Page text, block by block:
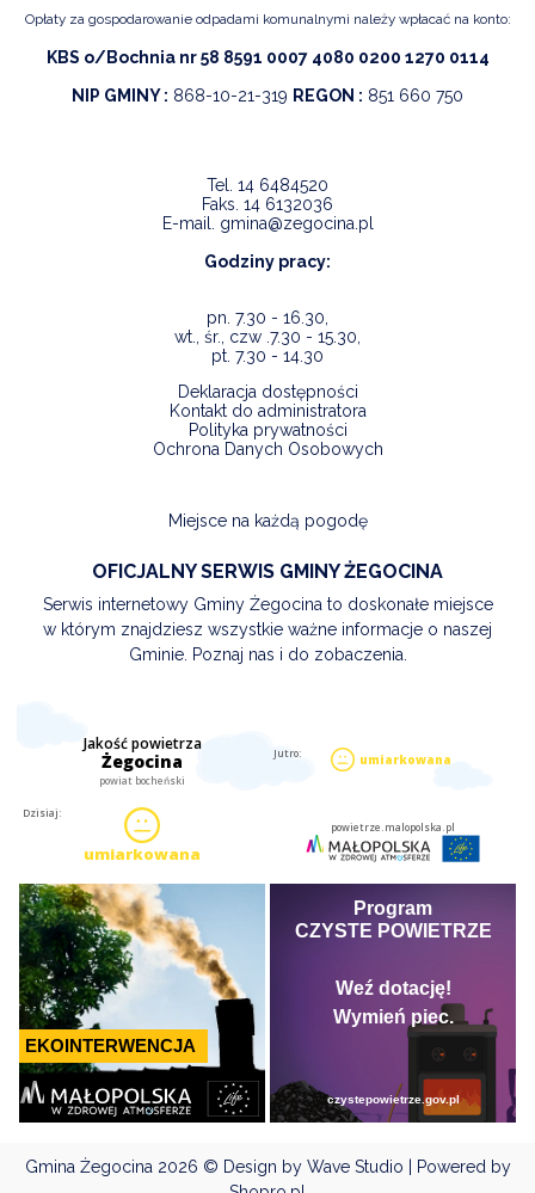
Opłaty za gospodarowanie odpadami komunalnymi należy wpłacać na konto:
KBS o/Bochnia nr 58 8591 0007 4080 0200 1270 0114
NIP GMINY : 868-10-21-319 REGON : 851 660 750
Tel. 14 6484520
Faks. 14 6132036
E-mail. gmina@zegocina.pl
Godziny pracy:
pn. 7.30 - 16.30,
wt., śr., czw .7.30 - 15.30,
pt. 7.30 - 14.30
Deklaracja dostępności
Kontakt do administratora
Polityka prywatności
Ochrona Danych Osobowych
Miejsce na każdą pogodę
OFICJALNY SERWIS GMINY ŻEGOCINA
Serwis internetowy Gminy Żegocina to doskonałe miejsce
w którym znajdziesz wszystkie ważne informacje o naszej
Gminie. Poznaj nas i do zobaczenia.
Gmina Żegocina 2026 © Design by Wave Studio | Powered by